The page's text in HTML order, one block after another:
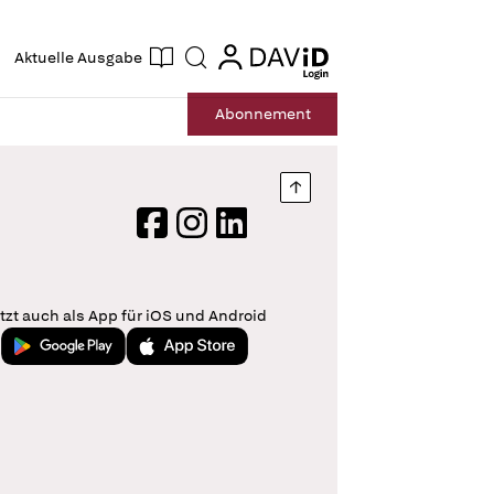
Aktuelle Ausgabe Suche login
login
Abonnement
Nach oben springen
FacebookInstagram
LinkedIn
auch als App für iOS und Android
Jetzt bei Google PlayLaden im App Store